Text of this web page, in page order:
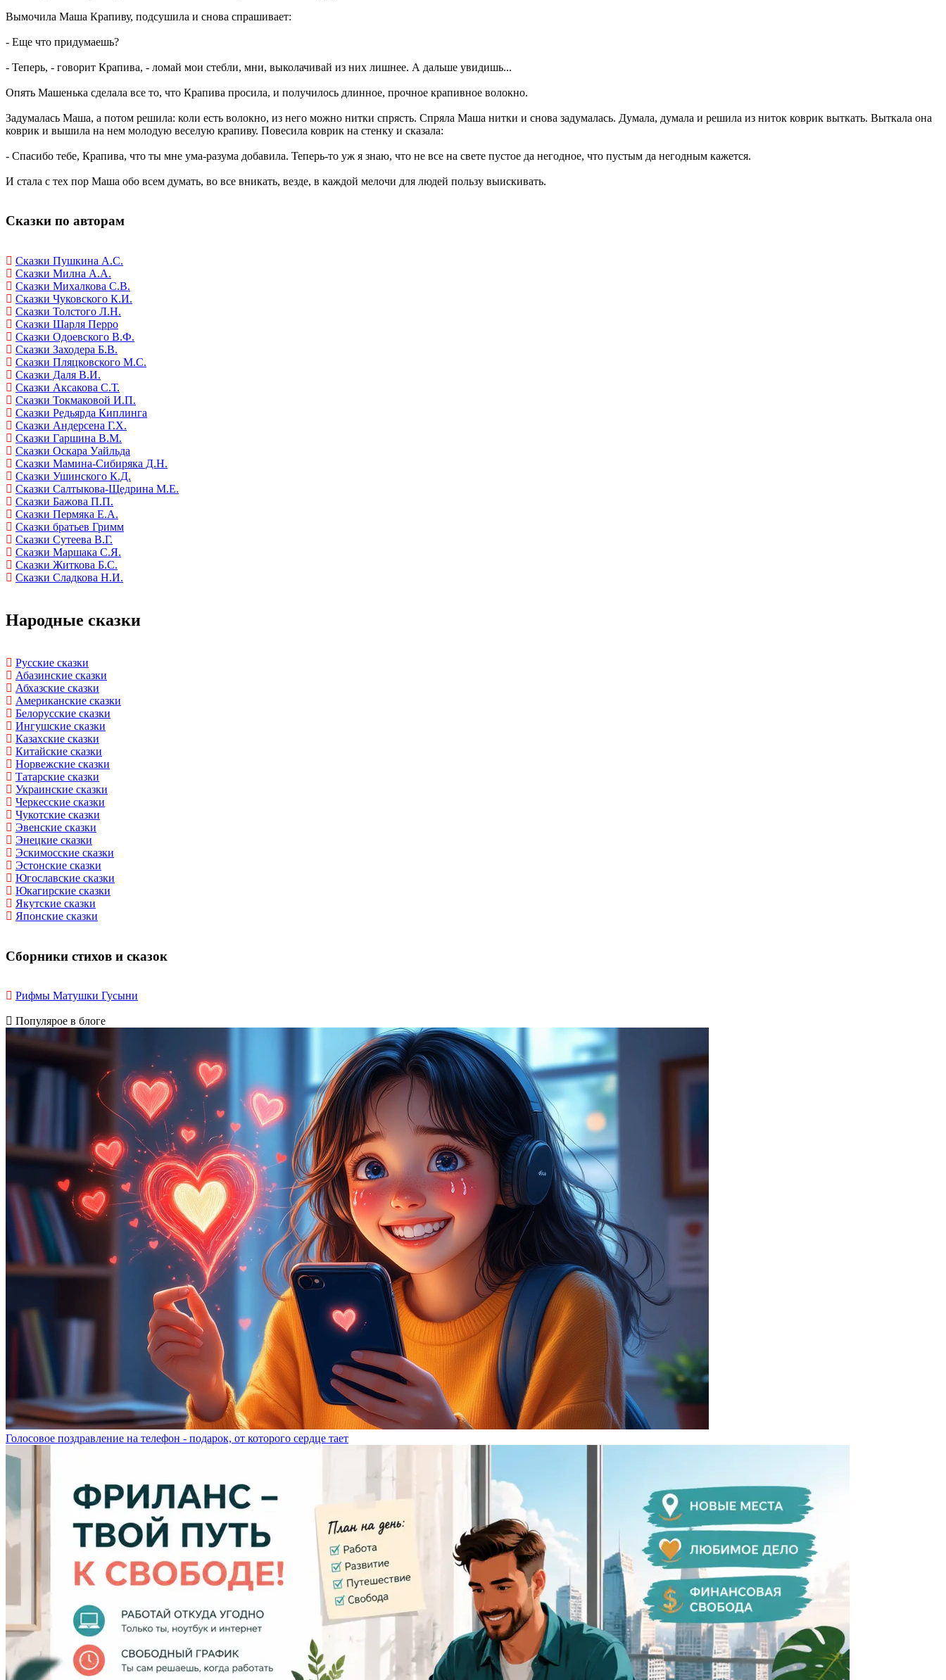
Вымочила Маша Крапиву, подсушила и снова спрашивает:
- Еще что придумаешь?
- Теперь, - говорит Крапива, - ломай мои стебли, мни, выколачивай из них лишнее. А дальше увидишь...
Опять Машенька сделала все то, что Крапива просила, и получилось длинное, прочное крапивное волокно.
Задумалась Маша, а потом решила: коли есть волокно, из него можно нитки спрясть. Спряла Маша нитки и снова задумалась. Думала, думала и решила из ниток коврик выткать. Выткала она
коврик и вышила на нем молодую веселую крапиву. Повесила коврик на стенку и сказала:
- Спасибо тебе, Крапива, что ты мне ума-разума добавила. Теперь-то уж я знаю, что не все на свете пустое да негодное, что пустым да негодным кажется.
И стала с тех пор Маша обо всем думать, во все вникать, везде, в каждой мелочи для людей пользу выискивать.
Сказки по авторам
Сказки Пушкина А.С.
Сказки Милна А.А.
Сказки Михалкова С.В.
Сказки Чуковского К.И.
Сказки Толстого Л.Н.
Сказки Шарля Перро
Сказки Одоевского В.Ф.
Сказки Заходера Б.В.
Сказки Пляцковского М.С.
Сказки Даля В.И.
Сказки Аксакова С.Т.
Сказки Токмаковой И.П.
Сказки Редьярда Киплинга
Сказки Андерсена Г.Х.
Сказки Гаршина В.М.
Сказки Оскара Уайльда
Сказки Мамина-Сибиряка Д.Н.
Сказки Ушинского К.Д.
Сказки Салтыкова-Щедрина М.Е.
Сказки Бажова П.П.
Сказки Пермяка Е.А.
Сказки братьев Гримм
Сказки Сутеева В.Г.
Сказки Маршака С.Я.
Сказки Житкова Б.С.
Сказки Сладкова Н.И.
Народные сказки
Русские сказки
Абазинские сказки
Абхазские сказки
Американские сказки
Белорусские сказки
Ингушские сказки
Казахские сказки
Китайские сказки
Норвежские сказки
Татарские сказки
Украинские сказки
Черкесские сказки
Чукотские сказки
Эвенские сказки
Энецкие сказки
Эскимосские сказки
Эстонские сказки
Югославские сказки
Юкагирские сказки
Якутские сказки
Японские сказки
Сборники стихов и сказок
Рифмы Матушки Гусыни
Популярое в блоге
Голосовое поздравление на телефон - подарок, от которого сердце тает